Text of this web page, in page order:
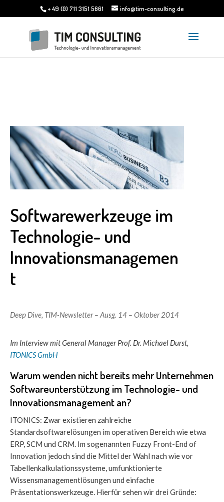
+ 49 (0) 711 3151 5661 info@tim-consulting.de
Softwarewerkzeuge im
Technologie- und
Innovationsmanagemen
t
Deep Dive, TIM-Newsletter – Ausg. 14 – Oktober 2014
Im Interview mit General Manager Prof. Dr. Michael Durst,
ITONICS GmbH
Warum wenden nicht bereits mehr Unternehmen
Softwareunterstützung im Technologie- und
Innovationsmanagement an?
ITONICS: Zwar existieren zahlreiche
Standardsoftwarelösungen im operativen Bereich wie etwa
ERP, SCM und CRM. Im sogenannten Fuzzy Front-End of
Innovation jedoch sind die Mittel der Wahl nach wie vor
Tabellenkalkulationssysteme, umfunktionierte
Wissensmanagementlösungen und einfache
Präsentationswerkzeuge. Hierfür sehen wir drei Gründe: